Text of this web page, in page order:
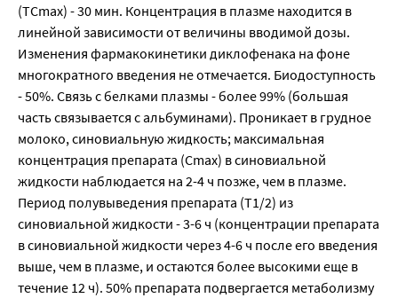
(ТСmах) - 30 мин. Концентрация в плазме находится в
линейной зависимости от величины вводимой дозы.
Изменения фармакокинетики диклофенака на фоне
многократного введения не отмечается. Биодоступность
- 50%. Связь с белками плазмы - более 99% (большая
часть связывается с аль­буминами). Проникает в грудное
молоко, синовиальную жидкость; максимальная
концентрация препарата (Сmах) в синовиальной
жидкости наблюдается на 2-4 ч позже, чем в плазме.
Период полувыведения препарата (Т1/2) из
синовиальной жидкости - 3-6 ч (концентрации препарата
в синовиальной жидкости через 4-6 ч после его введения
выше, чем в плазме, и остаются более высокими еще в
течение 12 ч). 50% препарата подвергается метаболизму